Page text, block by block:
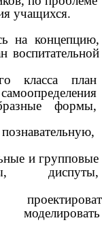
учащихся.
на концепцию,
воспитательной
класса план
формы,
и групповые
диспуты,
моделировать